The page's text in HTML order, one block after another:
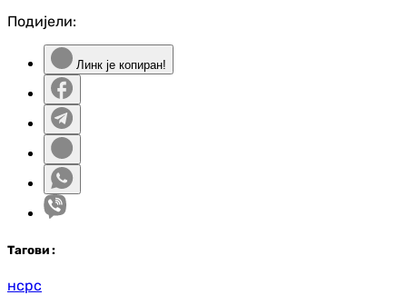
Подијели:
Линк је копиран!
Тагови :
нсрс